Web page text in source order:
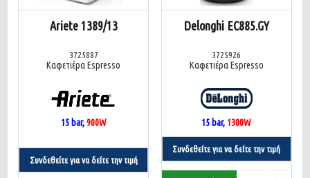
Ariete 1389/13
3725887
Καφετιέρα Espresso
15 bar, 900W
Συνδεθείτε για να δείτε την τιμή
Delonghi EC885.GY
3725926
Καφετιέρα Espresso
15 bar, 1300W
Συνδεθείτε για να δείτε την τιμή